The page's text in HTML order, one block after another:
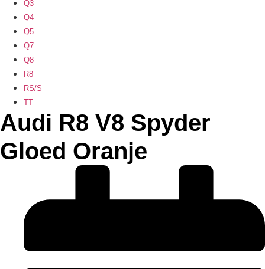
Q3
Q4
Q5
Q7
Q8
R8
RS/S
TT
Audi R8 V8 Spyder
Gloed Oranje